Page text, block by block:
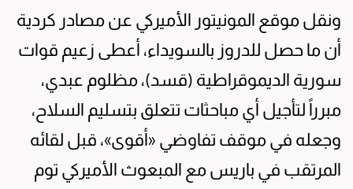
ونقل موقع المونيتور الأميركي عن مصادر كردية
أن ما حصل للدروز بالسويداء، أعطى زعيم قوات
سورية الديموقراطية (قسد)، مظلوم عبدي،
مبرراً لتأجيل أي مباحثات تتعلق بتسليم السلاح،
وجعله في موقف تفاوضي «أقوى»، قبل لقائه
المرتقب في باريس مع المبعوث الأميركي توم